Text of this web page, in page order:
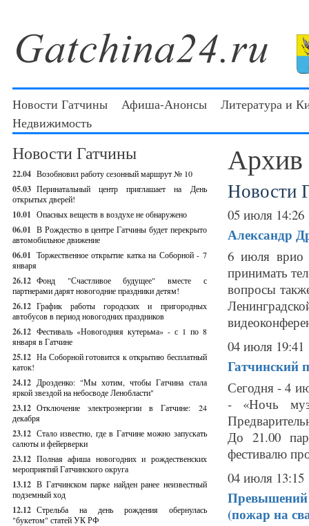
Новости Гатчины Афиша-Анонсы
Литература и
Недвижимость
Новости Гатчины
22.04 Возобновил работу сезонный маршрут № 10
05.03 Перинатальный центр приглашает на День
открытых дверей!
10.01 Опасных веществ в воздухе не обнаружено
06.01 В Рождество в центре Гатчины будет перекрыто
автомобильное движение
06.01 Торжественное открытие катка на Соборной - 7
января
26.12 Фонд "Счастливое будущее" вместе с
партнерами дарят новогодние праздники детям!
26.12 График работы городских и пригородных
автобусов в период новогодних праздников
26.12 Фестиваль «Новогодняя кутерьма» - с 1 по 8
января в Гатчине
25.12 На Соборной готовится к открытию бесплатный
каток!
24.12 Дрозденко: "Мы хотим, чтобы Гатчина стала
яркой звездой на небосводе Ленобласти"
23.12 Отключение электроэнергии в Гатчине: 24
декабря
23.12 Стало известно, где в Гатчине можно запускать
салюты и фейерверки
23.12 Полная афиша новогодних и рождественских
мероприятий Гатчинского округа
13.12 В Гатчинском парке найден ранее неизвестный
подземный ход
12.12 Стрельба на день рождения обернулась
"букетом" статей УК РФ
Архив
Новости
05 июля 14:26
Александр
6 июля врио
принимать
вопросы
04 июля 19:41
Гатчинский
Сегодня - 4
- «Ночь
До 21.00
фестивалю
04 июля 13:15
Превышений
(пожар на